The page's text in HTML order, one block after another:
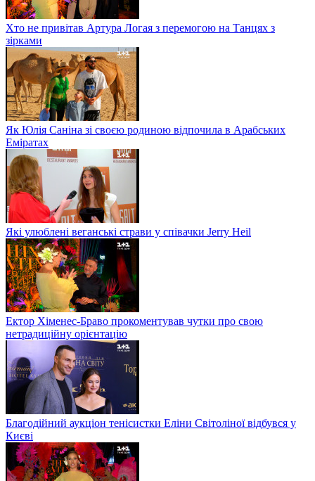
Хто не привітав Артура Логая з перемогою на Танцях з
зірками
Як Юлія Саніна зі своєю родиною відпочила в Арабських
Еміратах
Які улюблені веганські страви у співачки Jerry Heil
Ектор Хіменес-Браво прокоментував чутки про свою
нетрадиційну орієнтацію
Благодійний аукціон тенісистки Еліни Світоліної відбувся у
Києві